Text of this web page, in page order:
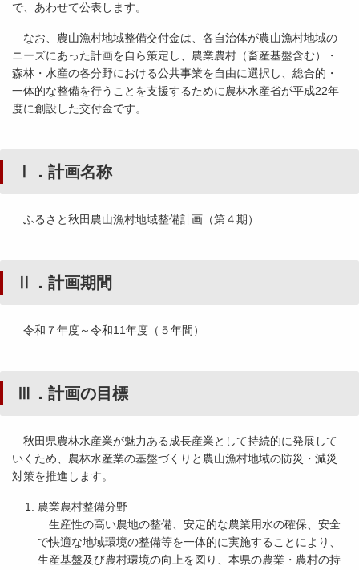
で、あわせて公表します。
なお、農山漁村地域整備交付金は、各自治体が農山漁村地域の
ニーズにあった計画を自ら策定し、農業農村（畜産基盤含む）・
森林・水産の各分野における公共事業を自由に選択し、総合的・
一体的な整備を行うことを支援するために農林水産省が平成22年
度に創設した交付金です。
Ⅰ．計画名称
ふるさと秋田農山漁村地域整備計画（第４期）
Ⅱ．計画期間
令和７年度～令和11年度（５年間）
Ⅲ．計画の目標
秋田県農林水産業が魅力ある成長産業として持続的に発展して
いくため、農林水産業の基盤づくりと農山漁村地域の防災・減災
対策を推進します。
農業農村整備分野
生産性の高い農地の整備、安定的な農業用水の確保、安全
で快適な地域環境の整備等を一体的に実施することにより、
生産基盤及び農村環境の向上を図り、本県の農業・農村の持